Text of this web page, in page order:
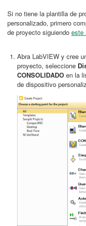
Si no tiene la plantilla de
personalizado, primero
de proyecto siguiendo este
Abra LabVIEW y cree
proyecto, seleccione
CONSOLIDADO en la
de dispositivo